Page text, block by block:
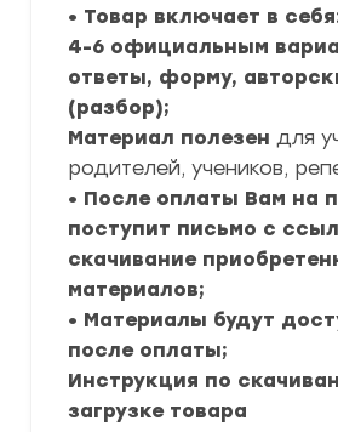
• Товар включает в
4-6 официальным
ответы, форму,
(разбор);
Материал полезен для
родителей, учеников,
• После оплаты Вам на
поступит письмо с
скачивание
материалов;
• Материалы будут
после оплаты;
Инструкция по
загрузке товара